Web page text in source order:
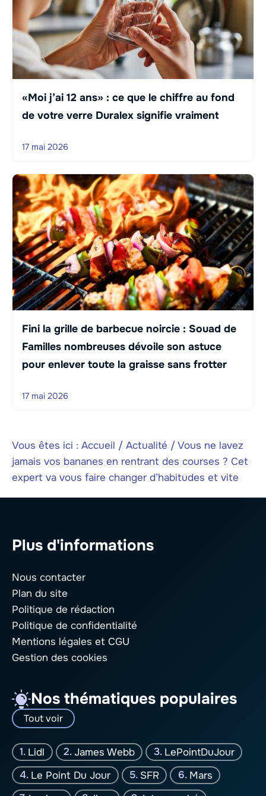
«Moi j’ai 12 ans» : ce que le chiffre au fond
de votre verre Duralex signifie vraiment
17 mai 2026
Fini la grille de barbecue noircie : Souad de
Familles nombreuses dévoile son astuce
pour enlever toute la graisse sans frotter
17 mai 2026
Vous êtes ici : Accueil / Actualité / Vous ne lavez
jamais vos bananes en rentrant des courses ? Cet
expert va vous faire changer d’habitudes et vite
Plus d'informations
Nous contacter
Plan du site
Politique de rédaction
Politique de confidentialité
Mentions légales et CGU
Gestion des cookies
Nos thématiques populaires
Tout voir
Lidl James Webb
LePointDuJour
Le Point Du Jour
SFR
Mars